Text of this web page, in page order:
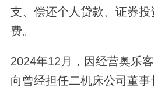
支、偿还个人贷款、证券
费。
2024年12月，因经营奥乐
向曾经担任二机床公司董